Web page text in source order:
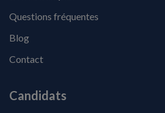
Questions fréquentes
Blog
Contact
Candidats